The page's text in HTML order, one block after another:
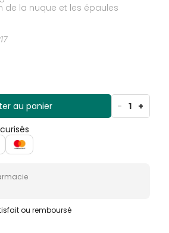
de la nuque et les épaules
au panier - 1 +
ou remboursé